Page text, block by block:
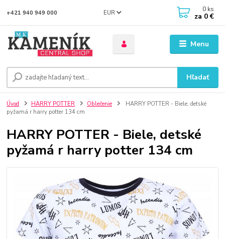
Menu
EUR
Hľadať
+421 940 949 000 0 ks
za 0 €
Úvod HARRY POTTER Oblečenie
HARRY POTTER - Biele, detské
pyžamá r harry potter 134 cm
HARRY POTTER - Biele, detské
pyžamá r harry potter 134 cm